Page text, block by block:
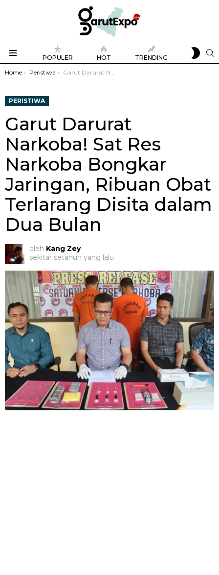
POPULER HOT TRENDING
SKIN
You are here:
Home Peristiwa Garut Darurat Narkoba! Sat Res Narkoba Bongkar Jaringan, Ribuan Obat Terlarang Disita dalam Dua Bulan
PERISTIWA
Garut Darurat
Narkoba! Sat Res
Narkoba Bongkar
Jaringan, Ribuan Obat
Terlarang Disita dalam
Dua Bulan
oleh Kang Zey
sekitar setahun yang lalu